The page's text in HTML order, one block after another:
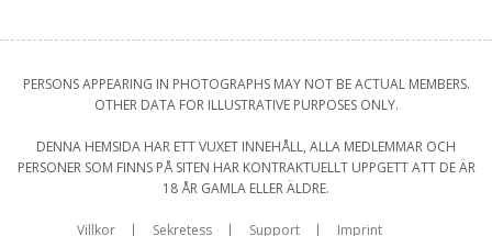
PERSONS APPEARING IN PHOTOGRAPHS MAY NOT BE ACTUAL MEMBERS.
OTHER DATA FOR ILLUSTRATIVE PURPOSES ONLY.
DENNA HEMSIDA HAR ETT VUXET INNEHÅLL, ALLA MEDLEMMAR OCH
PERSONER SOM FINNS PÅ SITEN HAR KONTRAKTUELLT UPPGETT ATT DE ÄR
18 ÅR GAMLA ELLER ÄLDRE.
Villkor Sekretess Support Imprint